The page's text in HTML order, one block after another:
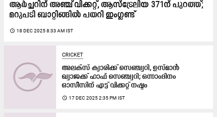
ആർച്ചറിന് അഞ്ച് വിക്കറ്റ്, ആസ്ട്രേലിയ 371ന് പുറത്ത്;
മറുപടി ബാറ്റിങ്ങിൽ പതറി ഇംഗ്ലണ്ട്
access_time 18 DEC 2025 8:33 AM IST
CRICKET
അലക്സ് ക്യാരിക്ക് സെഞ്ച്വറി, ഉസ്മാൻ
ഖ്വാജക്ക് ഹാഫ് സെഞ്ച്വറി; ഒന്നാംദിനം
ഓസീസിന് എട്ട് വിക്കറ്റ് നഷ്ടം
access_time 17 DEC 2025 2:35 PM IST